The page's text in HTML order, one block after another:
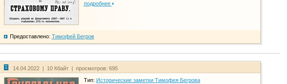
подробнее
Предоставлено: Тимофей Бегров
14.04.2022 | 10 Кбайт | просмотров: 695
Тип: Исторические заметки Тимофея Бегрова